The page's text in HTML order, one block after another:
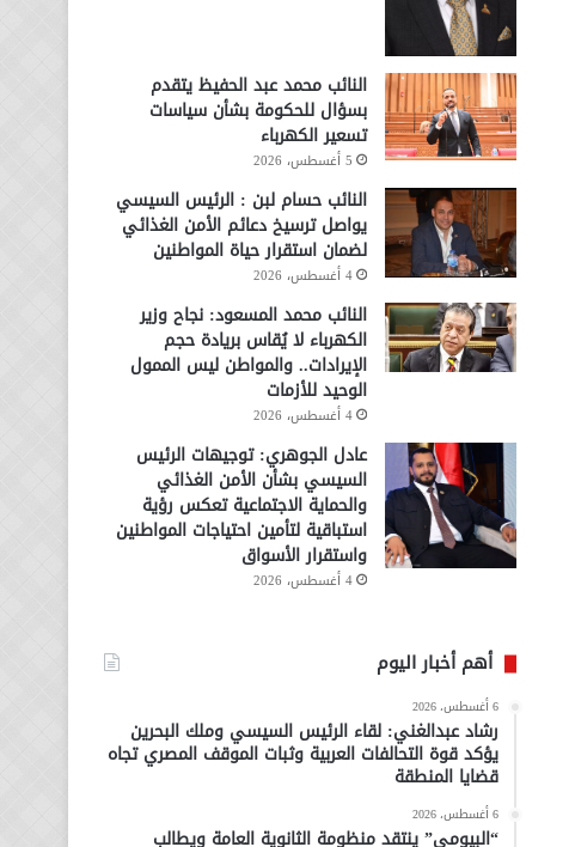
النائب محمد عبد الحفيظ يتقدم
بسؤال للحكومة بشأن سياسات
تسعير الكهرباء
5 أغسطس، 2026
النائب حسام لبن : الرئيس السيسي
يواصل ترسيخ دعائم الأمن الغذائي
لضمان استقرار حياة المواطنين
4 أغسطس، 2026
النائب محمد المسعود: نجاح وزير
الكهرباء لا يُقاس بريادة حجم
الإيرادات.. والمواطن ليس الممول
الوحيد للأزمات
4 أغسطس، 2026
عادل الجوهري: توجيهات الرئيس
السيسي بشأن الأمن الغذائي
والحماية الاجتماعية تعكس رؤية
استباقية لتأمين احتياجات المواطنين
واستقرار الأسواق
4 أغسطس، 2026
أهم أخبار اليوم
6 أغسطس، 2026
رشاد عبدالغني: لقاء الرئيس السيسي وملك البحرين
يؤكد قوة التحالفات العربية وثبات الموقف المصري تجاه
قضايا المنطقة
6 أغسطس، 2026
“البيومي” ينتقد منظومة الثانوية العامة ويطالب